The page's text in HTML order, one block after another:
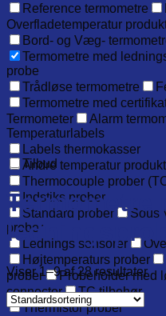
Reference termometre
Overfladetemperatur
Bord- og Væg-
Termometre med
probe
Trådløse termometre
Termometre med
Termometer
Alarm
Temperaturlabels
Labels thermokasser
Andre temperatur
Thermocouple prober
Indstiks prober
Standard prober
Sous
prober
Lednings sensorer
Højtemperaturs prober
prober
Probeholder med
connector
TC tilbehør
Thermistor prober
Tilbud
Termometre
Viser 1–9 af 28 resultater